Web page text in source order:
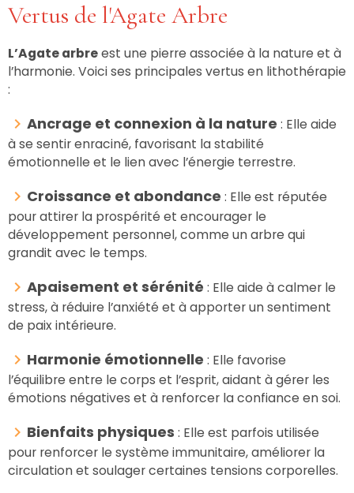
Vertus de l'Agate Arbre
L’Agate arbreest une pierre associée à la nature et à
l’harmonie. Voici ses principales vertus en lithothérapie
:
Ancrage et connexion à la nature : Elle aide
à se sentir enraciné, favorisant la stabilité
émotionnelle et le lien avec l’énergie terrestre.
Croissance et abondance : Elle est réputée
pour attirer la prospérité et encourager le
développement personnel, comme un arbre qui
grandit avec le temps.
Apaisement et sérénité : Elle aide à calmer le
stress, à réduire l’anxiété et à apporter un sentiment
de paix intérieure.
Harmonie émotionnelle : Elle favorise
l’équilibre entre le corps et l’esprit, aidant à gérer les
émotions négatives et à renforcer la confiance en soi.
Bienfaits physiques : Elle est parfois utilisée
pour renforcer le système immunitaire, améliorer la
circulation et soulager certaines tensions corporelles.